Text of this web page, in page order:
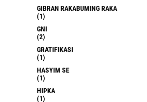
GIBRAN RAKABUMING RAKA
(1)
GNI
(2)
GRATIFIKASI
(1)
HASYIM SE
(1)
HIPKA
(1)